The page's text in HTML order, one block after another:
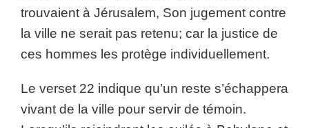
trouvaient à Jérusalem, Son jugement contre
la ville ne serait pas retenu; car la justice de
ces hommes les protège individuellement.
Le verset 22 indique qu’un reste s’échappera
vivant de la ville pour servir de témoin.